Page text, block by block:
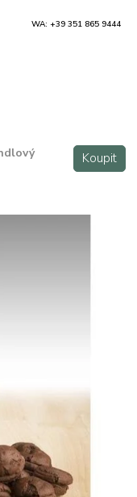
Koupit
WA: +39 351 865 9444